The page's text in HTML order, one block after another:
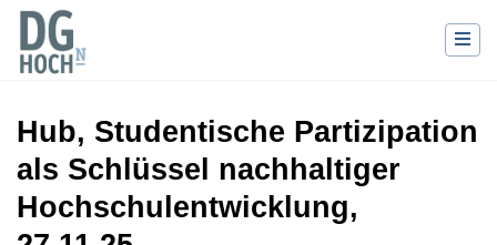
Hub, Studentische Partizipation
als Schlüssel nachhaltiger
Hochschulentwicklung,